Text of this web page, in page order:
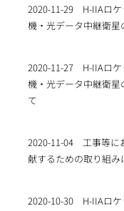
2020-11-29
H-IIAロ
機・光データ中継衛
2020-11-27
H-IIAロ
機・光データ中継衛
て
2020-11-04
工事等に
献するための取り組み
2020-10-30 H-IIAロ